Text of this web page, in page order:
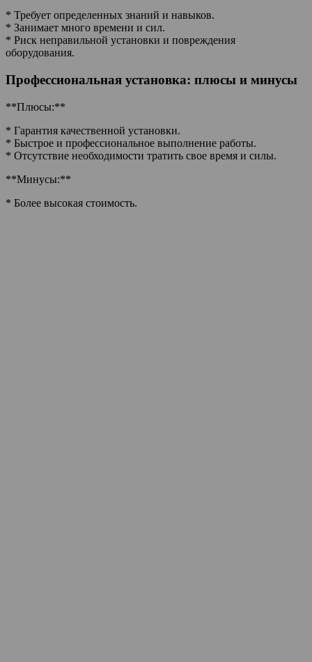
* Требует определенных знаний и навыков.
* Занимает много времени и сил.
* Риск неправильной установки и повреждения
оборудования.
Профессиональная установка: плюсы и минусы
**Плюсы:**
* Гарантия качественной установки.
* Быстрое и профессиональное выполнение работы.
* Отсутствие необходимости тратить свое время и силы.
**Минусы:**
* Более высокая стоимость.